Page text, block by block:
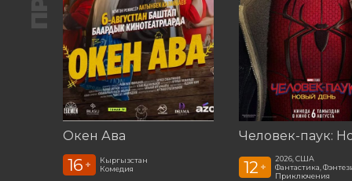
Окен Ава
16 +
Кыргызстан
Комедия
12 +
2026, США
Фантастика,
Приключения